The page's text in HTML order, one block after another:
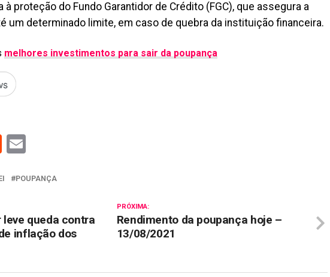
à proteção do Fundo Garantidor de Crédito (FGC), que assegura a
um determinado limite, em caso de quebra da instituição financeira.
melhores investimentos para sair da poupança
Reddit
POUPANÇA
PRÓXIMA:
Rendimento da poupança hoje –
13/08/2021
leve queda contra
inflação dos